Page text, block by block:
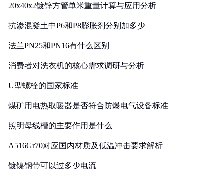
20x40x2镀锌方管单米重量计算与应用分析
抗渗混凝土中P6和P8膨胀剂分别加多少
法兰PN25和PN16有什么区别
消费者对洗衣机的核心需求调研与分析
U型螺栓的国家标准
煤矿用电热取暖器是否符合防爆电气设备标准
照明母线槽的主要作用是什么
A516Gr70对应国内材质及低温冲击要求解析
镀镍钢带可以过多少电流